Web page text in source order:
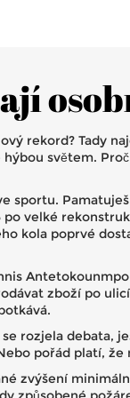
rekord? Tady
světem.
sportu.
velké
kola poprvé
zboží po
rozjela
pořád platí,
zvýšení